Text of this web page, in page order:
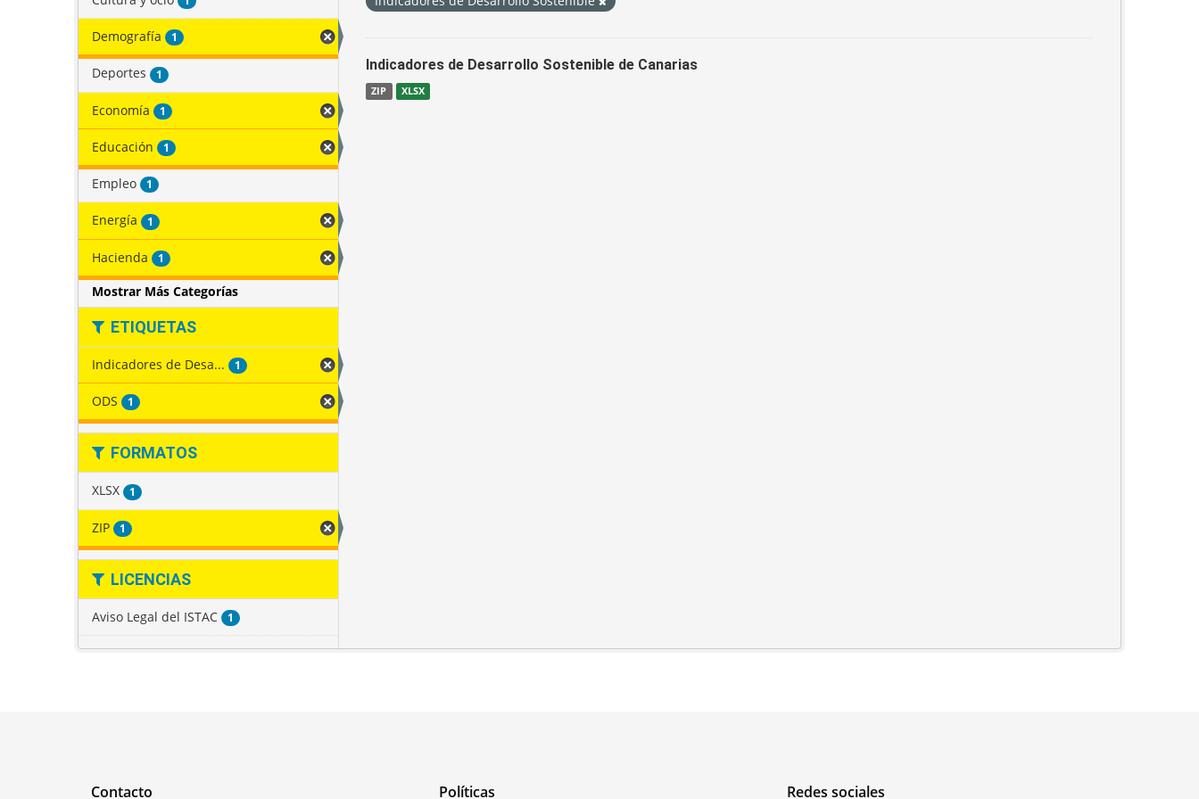
Demografía 1
Deportes 1
Economía 1
Educación 1
Empleo 1
Energía 1
Hacienda 1
Mostrar Más Categorías
ETIQUETAS
Indicadores de Desa... 1
ODS 1
FORMATOS
XLSX 1
ZIP 1
LICENCIAS
Aviso Legal del ISTAC 1
Indicadores de Desarrollo Sostenible de Canarias
ZIP XLSX
Contacto Políticas Redes sociales